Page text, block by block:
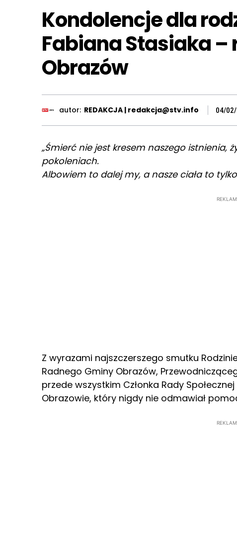
Kondolencje dla
Fabiana Stasiaka
Obrazów
autor: REDAKCJA | redakcja@stv.info 04/
„Śmierć nie jest kresem naszego istnienia,
pokoleniach.
Albowiem to dalej my, a nasze ciała to
Z wyrazami najszczerszego smutku
Radnego Gminy Obrazów,
przede wszystkim Członka Rady
Obrazowie, który nigdy nie odmawiał